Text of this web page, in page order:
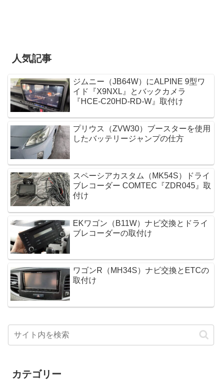
人気記事
ジムニー（JB64W）にALPINE 9型ワ
イド『X9NXL』とバックカメラ
『HCE-C20HD-RD-W』取付け
プリウス（ZVW30）ブースターを使用
したバッテリージャンプの仕方
スペーシアカスタム（MK54S）ドライ
ブレコーダー COMTEC『ZDR045』取
付け
EKワゴン（B11W）ナビ交換とドライ
ブレコーダーの取付け
ワゴンR（MH34S）ナビ交換とETCの
取付け
カテゴリー